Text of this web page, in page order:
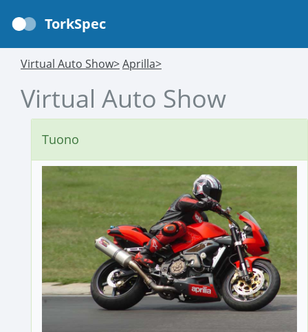
TorkSpec
Virtual Auto Show>Aprilla>
Virtual Auto Show
Tuono